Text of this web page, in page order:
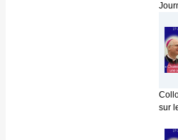
sur